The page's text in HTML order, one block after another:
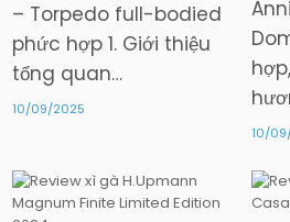
– Torpedo full-bodied
phức hợp 1. Giới thiệu
tổng quan…
10/09/2025
10/